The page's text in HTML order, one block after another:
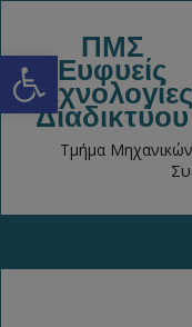
Open toolbar ΠΜΣ
Ευφυείς
Τεχνολογίες
Διαδικτύου
Τμήμα